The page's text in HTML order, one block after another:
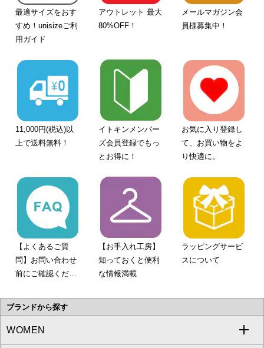
最適サイズをおす
すめ！unisizeご利
用ガイド
アウトレット 最大
80%OFF！
メールマガジン会
員様募集中！
11,000円(税込)以
上で送料無料！
イトキンメンバー
ズ会員登録でもっ
とお得に！
お気に入り登録し
て、お買い物をよ
り快適に。
【よくあるご質
問】お問い合わせ
前にご確認くださ
【お手入れ工房】
知っておくと便利
な情報満載
ラッピングサービ
スについて
ブランドから探す
WOMEN